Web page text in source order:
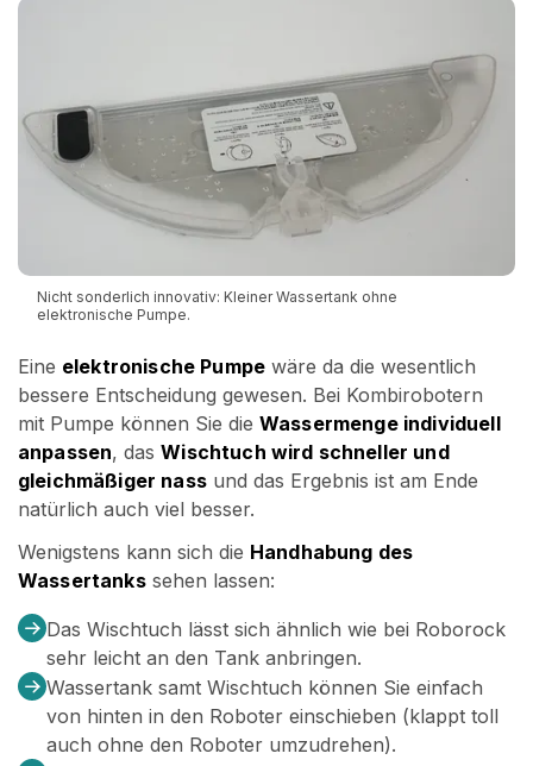
Nicht sonderlich innovativ: Kleiner Wassertank ohne
elektronische Pumpe.
Eine elektronische Pumpe wäre da die wesentlich
bessere Entscheidung gewesen. Bei Kombirobotern
mit Pumpe können Sie die Wassermenge individuell
anpassen, dasWischtuch wird schneller und
gleichmäßiger nassund das Ergebnis ist am Ende
natürlich auch viel besser.
Wenigstens kann sich die Handhabung des
Wassertankssehen lassen:
Das Wischtuch lässt sich ähnlich wie bei Roborock
sehr leicht an den Tank anbringen.
Wassertank samt Wischtuch können Sie einfach
von hinten in den Roboter einschieben (klappt toll
auch ohne den Roboter umzudrehen).